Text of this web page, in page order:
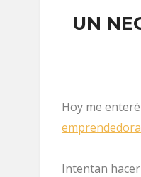
UN
Hoy me
Intentan